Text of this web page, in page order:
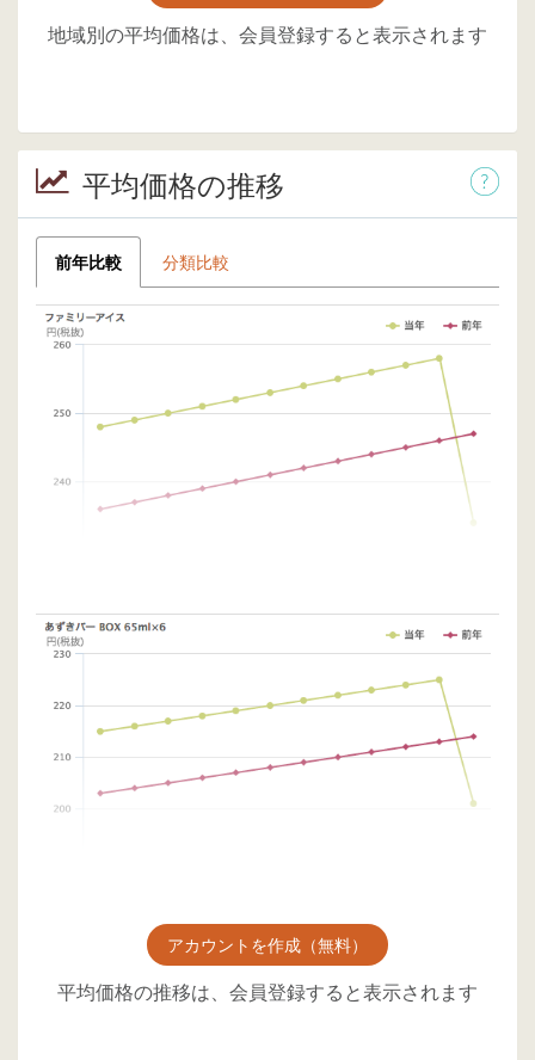
地域別の平均価格は、会員登録すると表示されます
平均価格の推移
前年比較 分類比較
アカウントを作成（無料）
平均価格の推移は、会員登録すると表示されます